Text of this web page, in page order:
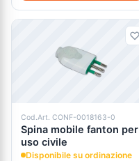
Cod.Art. CONF-0018163-0
Spina mobile fanton per
uso civile
Disponibile su ordinazione